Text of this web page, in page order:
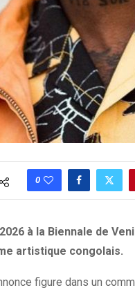
0
à la Biennale de
artistique congolais.
figure dans un